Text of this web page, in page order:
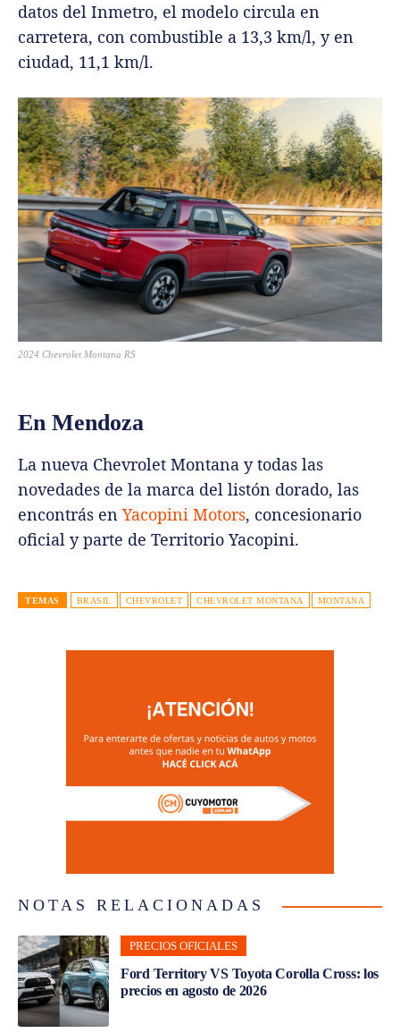
datos del Inmetro, el modelo circula en
carretera, con combustible a 13,3 km/l, y en
ciudad, 11,1 km/l.
2024 Chevrolet Montana RS
En Mendoza
La nueva Chevrolet Montana y todas las
novedades de la marca del listón dorado, las
encontrás en Yacopini Motors, concesionario
oficial y parte de Territorio Yacopini.
TEMAS BRASIL CHEVROLET CHEVROLET MONTANA MONTANA
NOTAS RELACIONADAS
PRECIOS OFICIALES
Ford Territory VS Toyota Corolla Cross: los
precios en agosto de 2026